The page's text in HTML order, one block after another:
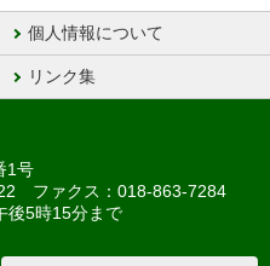
個人情報について
リンク集
1号
ファクス：018-863-7284
後5時15分まで